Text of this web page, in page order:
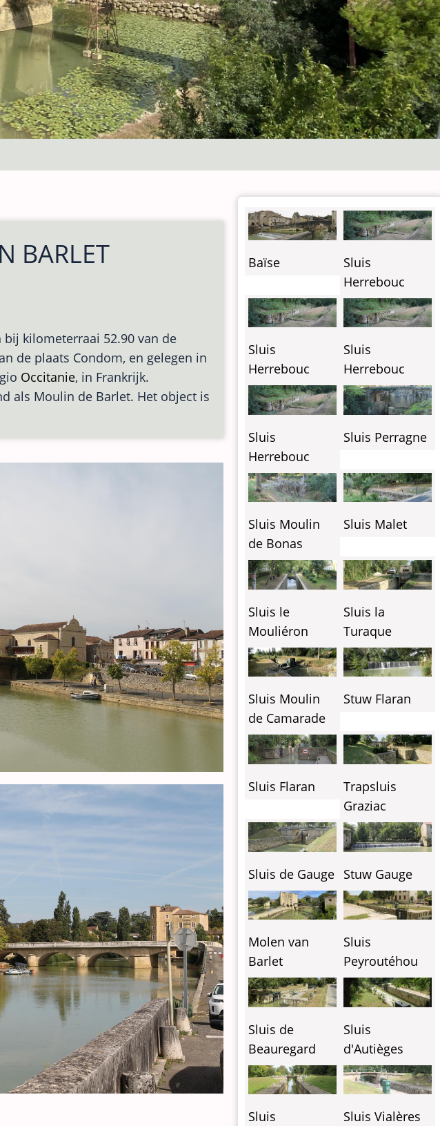
BARLET
kilometerraai 52.90 van de
de plaats Condom, en gelegen in
Occitanie, in Frankrijk.
als Moulin de Barlet. Het object is
Baïse
Sluis
Herrebouc
Sluis
Herrebouc
Sluis
Herrebouc
Sluis
Herrebouc
Sluis Perragne
Sluis Moulin
de Bonas
Sluis Malet
Sluis le
Mouliéron
Sluis la
Turaque
Sluis Moulin
de Camarade
Stuw Flaran
Sluis Flaran
Trapsluis
Graziac
Sluis de Gauge Stuw Gauge
Molen van
Barlet
Sluis
Peyroutéhou
Sluis de
Beauregard
Sluis
d'Autièges
Sluis
Sluis Vialères